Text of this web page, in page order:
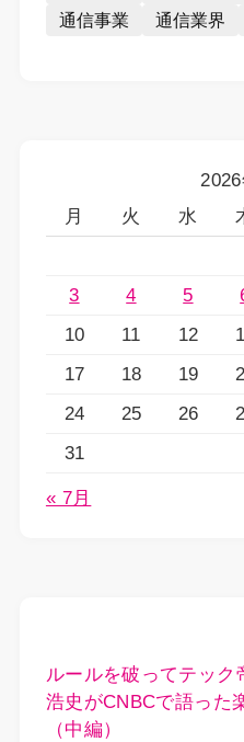
通信事業
通信業界
2026
月
火 水
3
4 5
10
11 12
17
18 19
24
25 26
31
« 7月
ルールを破ってテッ
浩史がCNBCで語った
（中編）